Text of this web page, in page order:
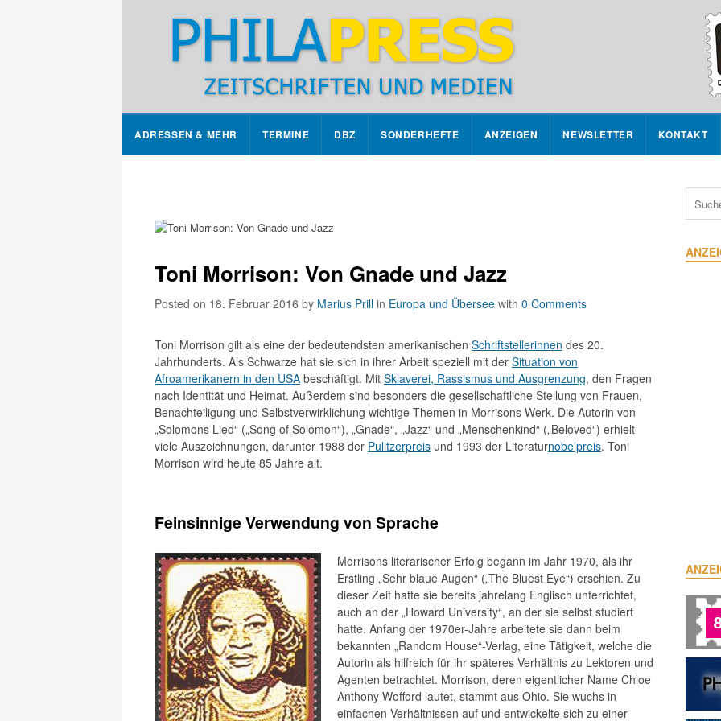
ADRESSEN & MEHR TERMINE DBZ SONDERHEFTE ANZEIGEN NEWSLETTER KONTAKT
Toni Morrison: Von Gnade und Jazz
Posted on 18. Februar 2016 by Marius Prill in Europa und Übersee with 0 Comments
Toni Morrison gilt als eine der bedeutendsten amerikanischen Schriftstellerinnen des 20.
Jahrhunderts. Als Schwarze hat sie sich in ihrer Arbeit speziell mit der Situation von
Afroamerikanern in den USA beschäftigt. Mit Sklaverei, Rassismus und Ausgrenzung, den Fragen
nach Identität und Heimat. Außerdem sind besonders die gesellschaftliche Stellung von Frauen,
Benachteiligung und Selbstverwirklichung wichtige Themen in Morrisons Werk. Die Autorin von
„Solomons Lied“ („Song of Solomon“), „Gnade“, „Jazz“ und „Menschenkind“ („Beloved“) erhielt
viele Auszeichnungen, darunter 1988 der Pulitzerpreis und 1993 der Literaturnobelpreis. Toni
Morrison wird heute 85 Jahre alt.
Feinsinnige Verwendung von Sprache
Morrisons literarischer Erfolg begann im Jahr 1970, als ihr
Erstling „Sehr blaue Augen“ („The Bluest Eye“) erschien. Zu
dieser Zeit hatte sie bereits jahrelang Englisch unterrichtet,
auch an der „Howard University“, an der sie selbst studiert
hatte. Anfang der 1970er-Jahre arbeitete sie dann beim
bekannten „Random House“-Verlag, eine Tätigkeit, welche die
Autorin als hilfreich für ihr späteres Verhältnis zu Lektoren und
Agenten betrachtet. Morrison, deren eigentlicher Name Chloe
Anthony Wofford lautet, stammt aus Ohio. Sie wuchs in
einfachen Verhältnissen auf und entwickelte sich zu einer